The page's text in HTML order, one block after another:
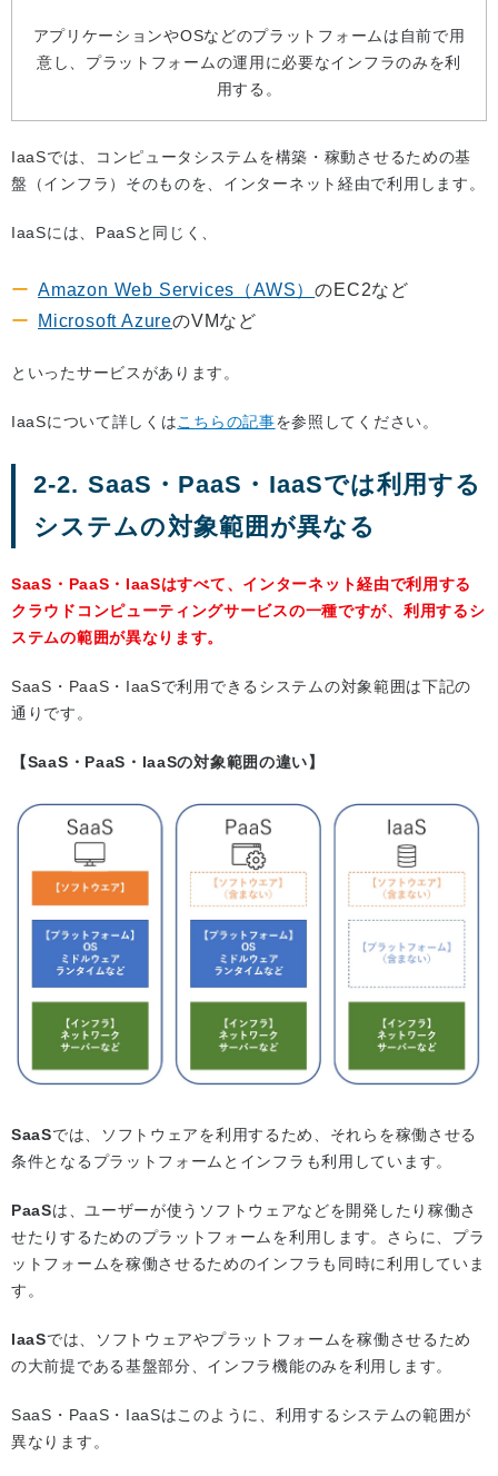
アプリケーションやOSなどのプラットフォームは自前で用
意し、プラットフォームの運用に必要なインフラのみを利
用する。
IaaSでは、コンピュータシステムを構築・稼動させるための基
盤（インフラ）そのものを、インターネット経由で利用します。
IaaSには、PaaSと同じく、
Amazon Web Services（AWS）のEC2など
Microsoft AzureのVMなど
といったサービスがあります。
IaaSについて詳しくはこちらの記事を参照してください。
2-2. SaaS・PaaS・IaaSでは利用する
システムの対象範囲が異なる
SaaS・PaaS・IaaSはすべて、インターネット経由で利用する
クラウドコンピューティングサービスの一種ですが、利用するシ
ステムの範囲が異なります。
SaaS・PaaS・IaaSで利用できるシステムの対象範囲は下記の
通りです。
【SaaS・PaaS・IaaSの対象範囲の違い】
SaaSでは、ソフトウェアを利用するため、それらを稼働させる
条件となるプラットフォームとインフラも利用しています。
PaaSは、ユーザーが使うソフトウェアなどを開発したり稼働さ
せたりするためのプラットフォームを利用します。さらに、プラ
ットフォームを稼働させるためのインフラも同時に利用していま
す。
IaaSでは、ソフトウェアやプラットフォームを稼働させるため
の大前提である基盤部分、インフラ機能のみを利用します。
SaaS・PaaS・IaaSはこのように、利用するシステムの範囲が
異なります。